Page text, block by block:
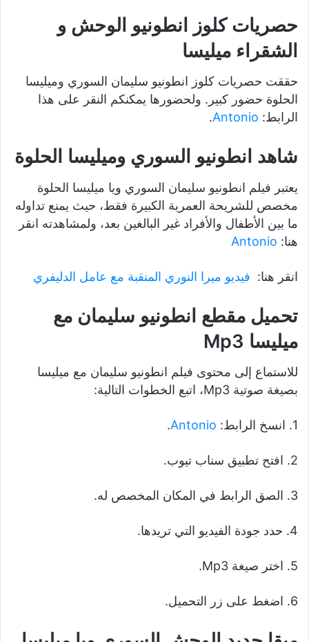
حصريات كلوز انطونيو الوحش و
الشقراء ميليسا
حققت حصريات كلوز انطونيو سليمان السوري وميليسا
الحلوة حضور كبير. ولحضورها يمكنكم النقر على هذا
الرابط: Antonio
.
شاهد انطونيو السوري وميليسا الحلوة
يعتبر فيلم انطونيو سليمان السوري ويا ميليسا الحلوة
مخصص للشريحة العمرية الكبيرة فقط، حيث يمنع تداوله
ما بين الأطفال والأفراد غير البالغين بعد، ولمشاهدته انقر
هنا: Antonio
انقر هنا: فيديو ميرا النوري المنقبة مع عامل الدليفري
تحميل مقطع انطونيو سليمان مع
ميليسا Mp3
للاستماع إلى محتوى فيلم انطونيو سليمان مع ميليسا
بصيغة صوتية Mp3، اتبع الخطوات التالية:
1. انسخ الرابط: Antonio
.
2. افتح تطبيق سناب تيوب.
3. الصق الرابط في المكان المخصص له.
4. حدد جودة الفيديو التي تريدها.
5. اختر صيغة Mp3.
6. اضغط على زر التحميل.